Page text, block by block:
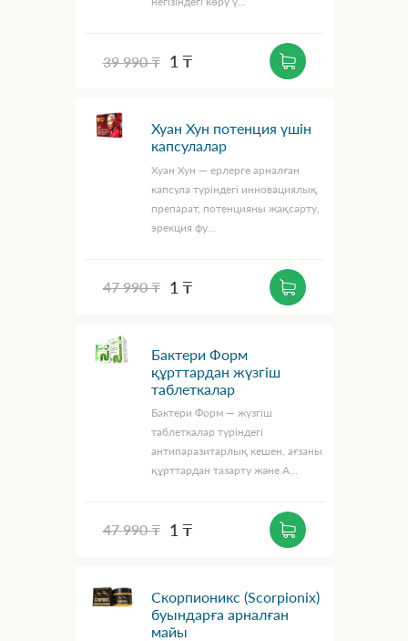
39 990 ₸ 1 ₸
Хуан Хун потенция үшін
капсулалар
Хуан Хун — ерлерге арналған
капсула түріндегі инновациялық
препарат, потенцияны жақсарту,
эрекция фу...
47 990 ₸ 1 ₸
Бактери Форм
құрттардан жүзгіш
таблеткалар
Бактери Форм — жүзгіш
таблеткалар түріндегі
антипаразитарлық кешен, ағзаны
құрттардан тазарту және А...
47 990 ₸ 1 ₸
Скорпионикс (Scorpionix)
буындарға арналған
майы